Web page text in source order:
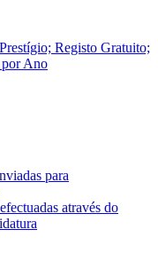
Registo Gratuito;
Ano
para
através do